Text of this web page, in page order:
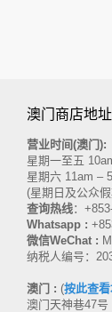
澳门商店地址
营业时间(澳门):
星期一至五
星期六 11am –
(星期日及公众
查询热线：
Whatsapp :
微信WeChat :
纳税人编号：
澳门 : (按此查看
澳门天神巷47